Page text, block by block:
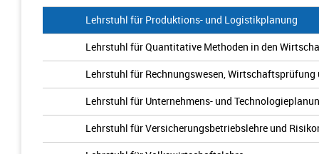
Lehrstuhl für Produktions- und Logistikplanung
Lehrstuhl für Quantitative Methoden in den
Lehrstuhl für Rechnungswesen,
Lehrstuhl für Unternehmens- und
Lehrstuhl für Versicherungsbetriebslehre und